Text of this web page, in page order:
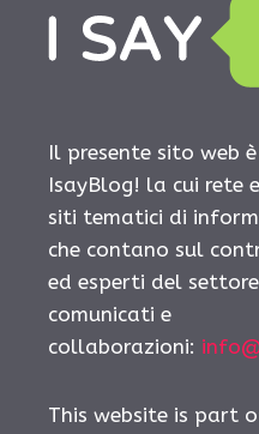
Il presente sito web
IsayBlog! la cui rete
siti tematici di
che contano sul
ed esperti del
comunicati e
collaborazioni:
This website is part